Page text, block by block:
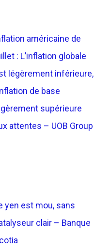
américaine de
: L’inflation globale
légèrement inférieure,
de base
supérieure
attentes – UOB Group
yen est mou, sans
clair – Banque